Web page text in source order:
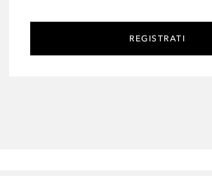
REGISTRATI